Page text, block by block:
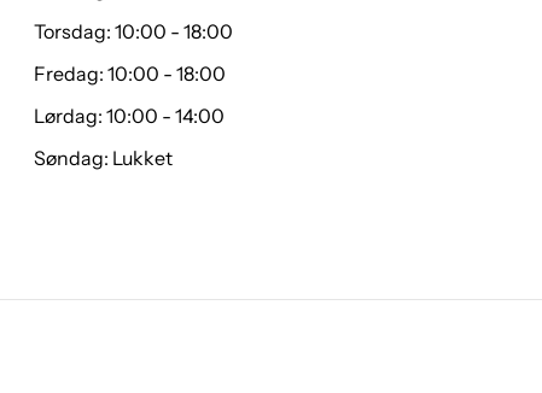
Torsdag: 10:00 - 18:00
Fredag: 10:00 - 18:00
Lørdag: 10:00 - 14:00
Søndag: Lukket